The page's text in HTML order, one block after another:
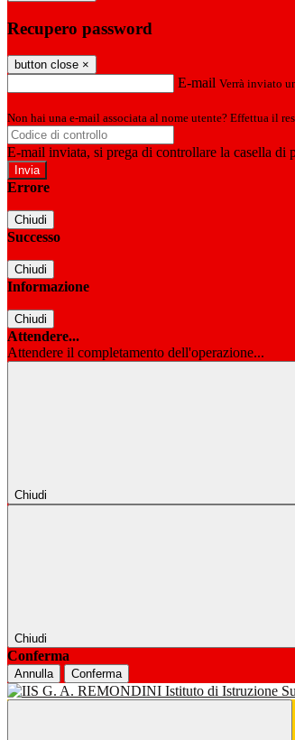
Recupero password
button close ×
E-mail Verrà inviato
Non hai una e-mail associata al nome utente? Effettua il
E-mail inviata, si prega di controllare la casella di
Errore
Chiudi
Successo
Chiudi
Informazione
Chiudi
Attendere...
Attendere il completamento dell'operazione...
Chiudi
Chiudi
Conferma
Annulla Conferma
Istituto di Istruzione